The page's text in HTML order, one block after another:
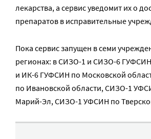
лекарства, а сервис уведомит их о
препаратов в исправительные
Пока сервис запущен в семи
регионах: в СИЗО-1 и СИЗО-6
и ИК-6 ГУФСИН по Московской
по Ивановской области, СИЗО-1
Марий-Эл, СИЗО-1 УФСИН по